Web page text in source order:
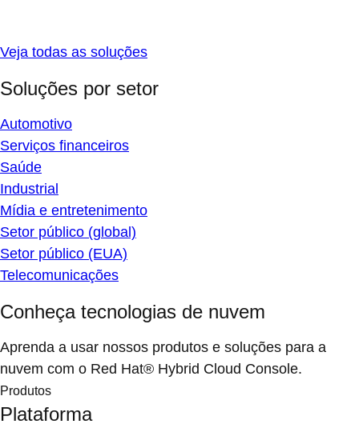
Veja todas as soluções
Soluções por setor
Automotivo
Serviços financeiros
Saúde
Industrial
Mídia e entretenimento
Setor público (global)
Setor público (EUA)
Telecomunicações
Conheça tecnologias de nuvem
Aprenda a usar nossos produtos e soluções para a
nuvem com o Red Hat® Hybrid Cloud Console.
Produtos
Plataforma